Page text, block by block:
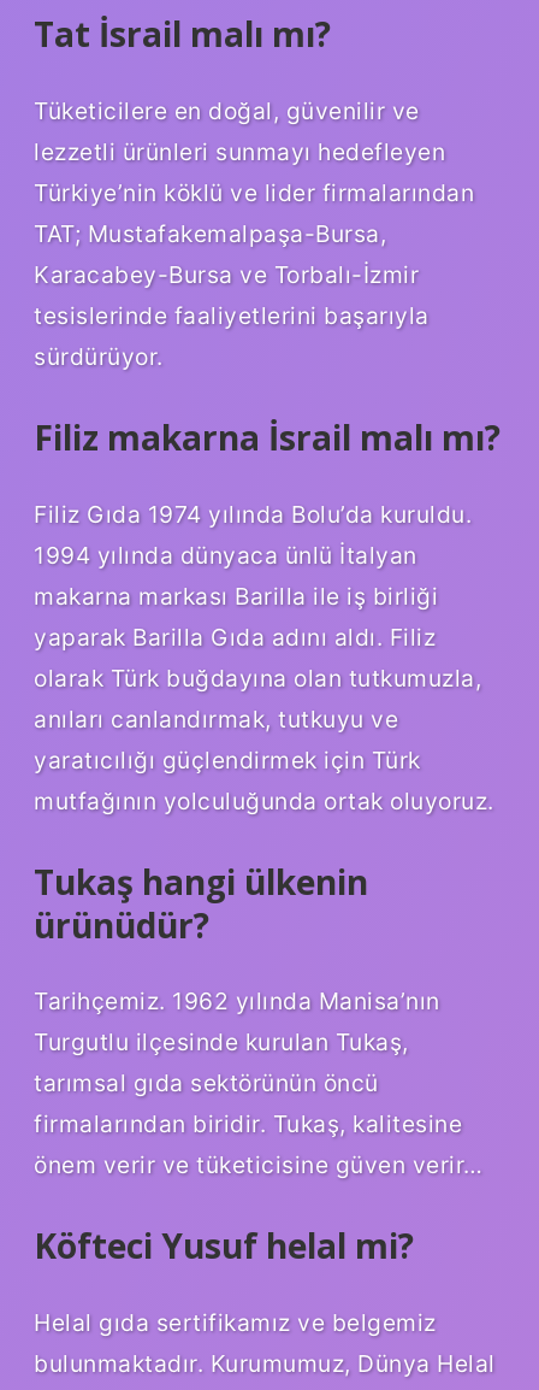
Tat İsrail malı mı?
Tüketicilere en doğal, güvenilir ve
lezzetli ürünleri sunmayı hedefleyen
Türkiye’nin köklü ve lider firmalarından
TAT; Mustafakemalpaşa-Bursa,
Karacabey-Bursa ve Torbalı-İzmir
tesislerinde faaliyetlerini başarıyla
sürdürüyor.
Filiz makarna İsrail malı mı?
Filiz Gıda 1974 yılında Bolu’da kuruldu.
1994 yılında dünyaca ünlü İtalyan
makarna markası Barilla ile iş birliği
yaparak Barilla Gıda adını aldı. Filiz
olarak Türk buğdayına olan tutkumuzla,
anıları canlandırmak, tutkuyu ve
yaratıcılığı güçlendirmek için Türk
mutfağının yolculuğunda ortak oluyoruz.
Tukaş hangi ülkenin
ürünüdür?
Tarihçemiz. 1962 yılında Manisa’nın
Turgutlu ilçesinde kurulan Tukaş,
tarımsal gıda sektörünün öncü
firmalarından biridir. Tukaş, kalitesine
önem verir ve tüketicisine güven verir…
Köfteci Yusuf helal mi?
Helal gıda sertifikamız ve belgemiz
bulunmaktadır. Kurumumuz, Dünya Helal